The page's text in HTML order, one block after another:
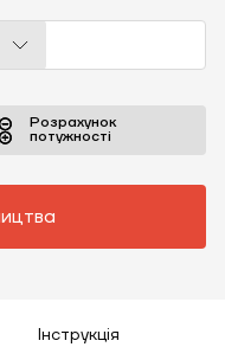
Розрахунок
потужності
Інструкція